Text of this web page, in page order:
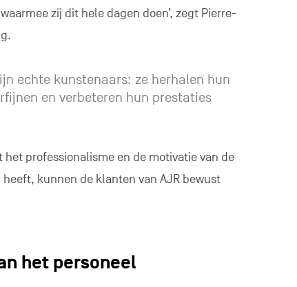
zij dit hele dagen doen’, zegt Pierre-
echte kunstenaars: ze herhalen hun
en verbeteren hun prestaties
professionalisme en de motivatie van de
kunnen de klanten van AJR bewust
het personeel